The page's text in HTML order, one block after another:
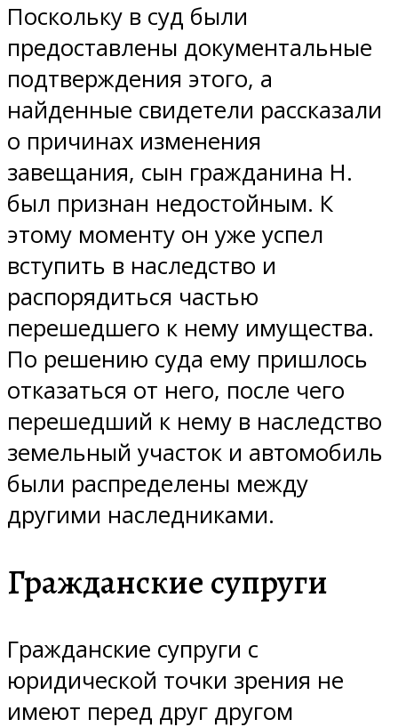
Поскольку в суд были
предоставлены документальные
подтверждения этого, а
найденные свидетели рассказали
о причинах изменения
завещания, сын гражданина Н.
был признан недостойным. К
этому моменту он уже успел
вступить в наследство и
распорядиться частью
перешедшего к нему имущества.
По решению суда ему пришлось
отказаться от него, после чего
перешедший к нему в наследство
земельный участок и автомобиль
были распределены между
другими наследниками.
Гражданские супруги
Гражданские супруги с
юридической точки зрения не
имеют перед друг другом